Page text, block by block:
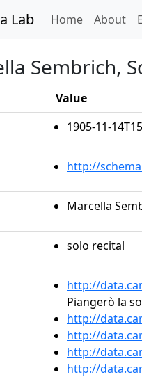
Lab Home(current)
About
Sembrich,
Value
1905-11-
http://
Marcella
solo recital
http://
Piangerò la
http://
http://
http://
http://